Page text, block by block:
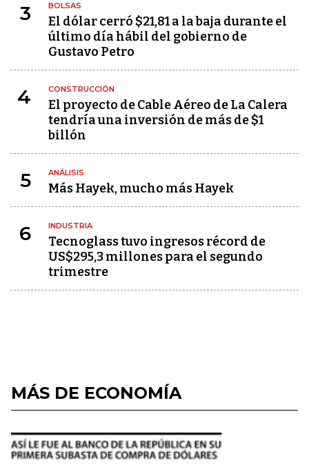
3 BOLSAS
El dólar cerró $21,81 a la baja durante el
último día hábil del gobierno de
Gustavo Petro
4 CONSTRUCCIÓN
El proyecto de Cable Aéreo de La Calera
tendría una inversión de más de $1
billón
5 ANÁLISIS
Más Hayek, mucho más Hayek
6 INDUSTRIA
Tecnoglass tuvo ingresos récord de
US$295,3 millones para el segundo
trimestre
MÁS DE ECONOMÍA